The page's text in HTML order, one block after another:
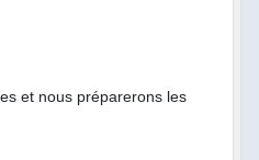
et nous préparerons les